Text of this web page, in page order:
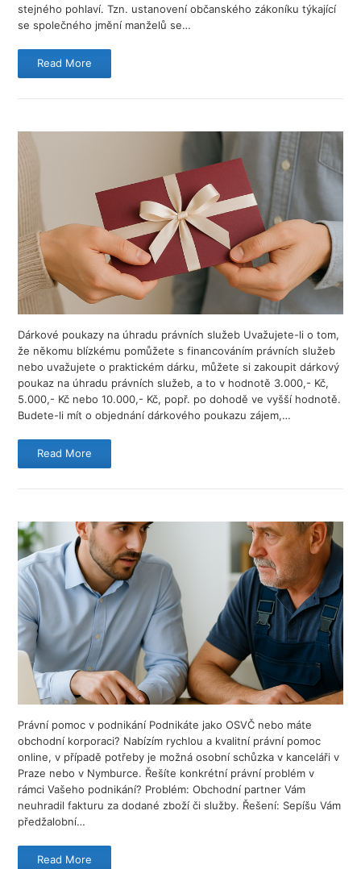
stejného pohlaví. Tzn. ustanovení občanského zákoníku týkající
se společného jmění manželů se…
Read More
Dárkové poukazy na úhradu právních služeb Uvažujete-li o tom,
že někomu blízkému pomůžete s financováním právních služeb
nebo uvažujete o praktickém dárku, můžete si zakoupit dárkový
poukaz na úhradu právních služeb, a to v hodnotě 3.000,- Kč,
5.000,- Kč nebo 10.000,- Kč, popř. po dohodě ve vyšší hodnotě.
Budete-li mít o objednání dárkového poukazu zájem,…
Read More
Právní pomoc v podnikání Podnikáte jako OSVČ nebo máte
obchodní korporaci? Nabízím rychlou a kvalitní právní pomoc
online, v případě potřeby je možná osobní schůzka v kanceláři v
Praze nebo v Nymburce. Řešíte konkrétní právní problém v
rámci Vašeho podnikání? Problém: Obchodní partner Vám
neuhradil fakturu za dodané zboží či služby. Řešení: Sepíšu Vám
předžalobní…
Read More